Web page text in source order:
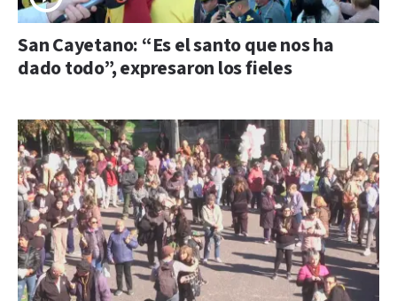
San Cayetano: “Es el santo que nos ha
dado todo”, expresaron los fieles